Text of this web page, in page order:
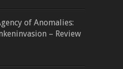
of Anomalies:
– Review